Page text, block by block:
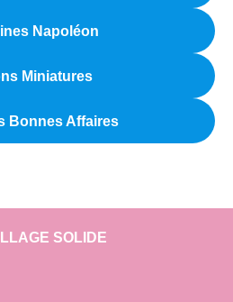
Napoléon
Miniatures
Bonnes Affaires
SOLIDE